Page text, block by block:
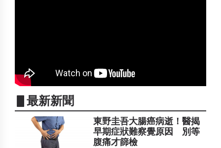
▋最新新聞
東野圭吾大腸癌病逝！醫揭
早期症狀難察覺原因 別等
腹痛才篩檢